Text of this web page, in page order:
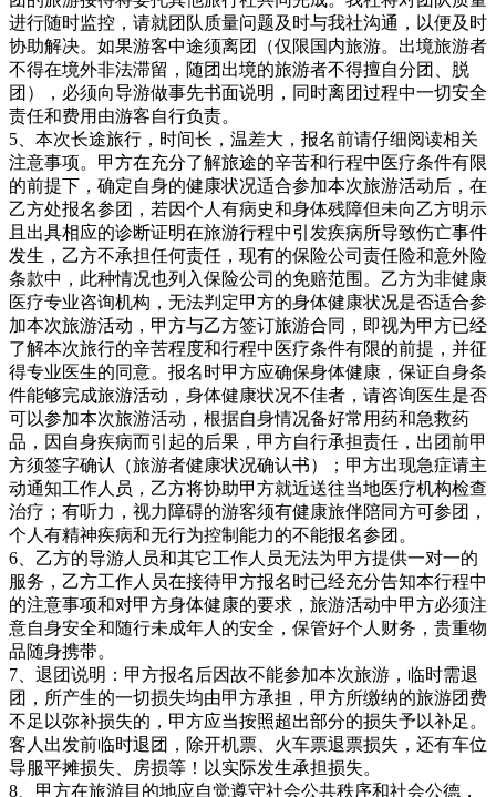
进行随时监控，请就团队质量问题及时与我社沟通，以便及时
协助解决。如果游客中途须离团（仅限国内旅游。出境旅游者
不得在境外非法滞留，随团出境的旅游者不得擅自分团、脱
团），必须向导游做事先书面说明，同时离团过程中一切安全
责任和费用由游客自行负责。
5、本次长途旅行，时间长，温差大，报名前请仔细阅读相关
注意事项。甲方在充分了解旅途的辛苦和行程中医疗条件有限
的前提下，确定自身的健康状况适合参加本次旅游活动后，在
乙方处报名参团，若因个人有病史和身体残障但未向乙方明示
且出具相应的诊断证明在旅游行程中引发疾病所导致伤亡事件
发生，乙方不承担任何责任，现有的保险公司责任险和意外险
条款中，此种情况也列入保险公司的免赔范围。乙方为非健康
医疗专业咨询机构，无法判定甲方的身体健康状况是否适合参
加本次旅游活动，甲方与乙方签订旅游合同，即视为甲方已经
了解本次旅行的辛苦程度和行程中医疗条件有限的前提，并征
得专业医生的同意。报名时甲方应确保身体健康，保证自身条
件能够完成旅游活动，身体健康状况不佳者，请咨询医生是否
可以参加本次旅游活动，根据自身情况备好常用药和急救药
品，因自身疾病而引起的后果，甲方自行承担责任，出团前甲
方须签字确认（旅游者健康状况确认书）；甲方出现急症请主
动通知工作人员，乙方将协助甲方就近送往当地医疗机构检查
治疗；有听力，视力障碍的游客须有健康旅伴陪同方可参团，
个人有精神疾病和无行为控制能力的不能报名参团。
6、乙方的导游人员和其它工作人员无法为甲方提供一对一的
服务，乙方工作人员在接待甲方报名时已经充分告知本行程中
的注意事项和对甲方身体健康的要求，旅游活动中甲方必须注
意自身安全和随行未成年人的安全，保管好个人财务，贵重物
品随身携带。
7、退团说明：甲方报名后因故不能参加本次旅游，临时需退
团，所产生的一切损失均由甲方承担，甲方所缴纳的旅游团费
不足以弥补损失的，甲方应当按照超出部分的损失予以补足。
客人出发前临时退团，除开机票、火车票退票损失，还有车位
导服平摊损失、房损等！以实际发生承担损失。
8、甲方在旅游目的地应自觉遵守社会公共秩序和社会公德，